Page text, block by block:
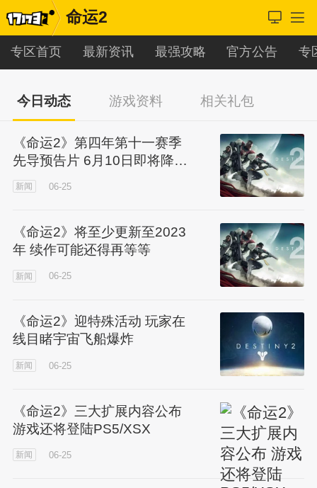
命运2
专区首页 最新资讯 最强攻略 官方公告 专
今日动态 游戏资料 相关礼包
《命运2》第四年第十一赛季
先导预告片 6月10日即将降临
木卫二
新闻 06-25
《命运2》将至少更新至2023
年 续作可能还得再等等
新闻 06-25
《命运2》迎特殊活动 玩家在
线目睹宇宙飞船爆炸
新闻 06-25
《命运2》三大扩展内容公布
游戏还将登陆PS5/XSX
新闻 06-25